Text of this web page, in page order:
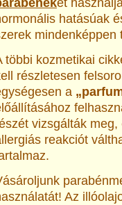
et
hatásúak
mindenképpen
többi kozmetikai
részletesen
a
vizsgálták
reakciót
Az